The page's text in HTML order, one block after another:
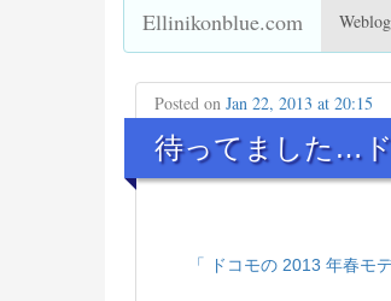
Ellinikonblue.com Weblog
Posted on Jan 22, 2013 at 20:15
待ってました…
「 ドコモの 2013 年春モ